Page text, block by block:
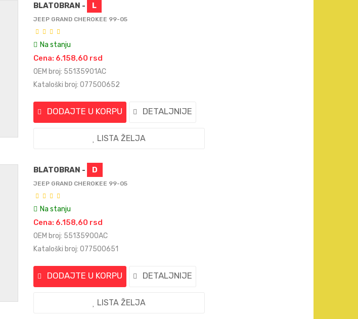
BLATOBRAN - L
JEEP GRAND CHEROKEE 99-05
Na stanju
Cena: 6.158,60 rsd
OEM broj: 55135901AC
Kataloški broj: 077500652
DODAJTE U KORPU DETALJNIJE
LISTA ŽELJA
BLATOBRAN - D
JEEP GRAND CHEROKEE 99-05
Na stanju
Cena: 6.158,60 rsd
OEM broj: 55135900AC
Kataloški broj: 077500651
DODAJTE U KORPU DETALJNIJE
LISTA ŽELJA